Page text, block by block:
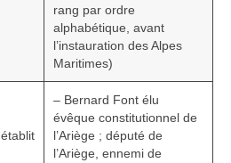
rang par ordre
alphabétique, avant
l’instauration des Alpes
Maritimes)
– Bernard Font élu
évêque constitutionnel de
l’Ariège ; député de
l’Ariège, ennemi de